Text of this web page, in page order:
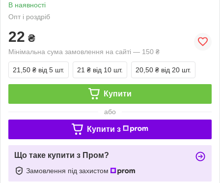
В наявності
Опт і роздріб
22 ₴
Мінімальна сума замовлення на сайті — 150 ₴
21,50 ₴ від 5 шт. 21 ₴ від 10 шт. 20,50 ₴ від 20 шт.
Купити
або
Купити з
Що таке купити з Пром?
Замовлення під захистом